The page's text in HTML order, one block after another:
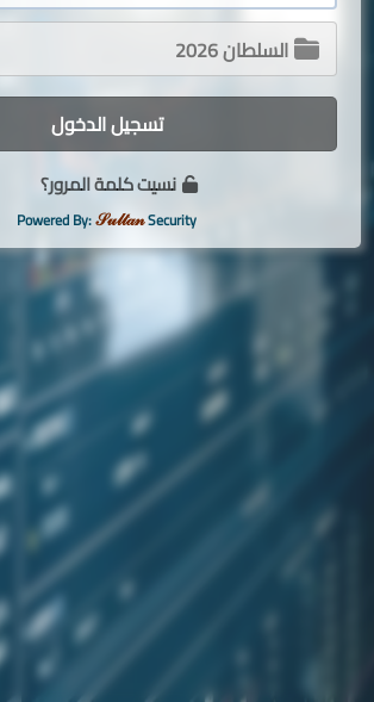
نسيت كلمة المرور؟
Powered By:𝒮𝓊𝓁𝓉𝒶𝓃Security